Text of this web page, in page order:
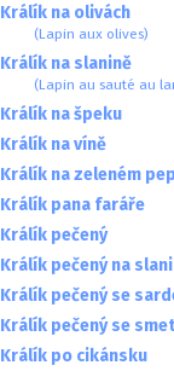
Králík na olivách
(Lapin aux olives)
Králík na slanině
(Lapin au sauté au
Králík na špeku
Králík na víně
Králík na zeleném
Králík pana faráře
Králík pečený
Králík pečený na
Králík pečený se
Králík pečený se
Králík po cikánsku